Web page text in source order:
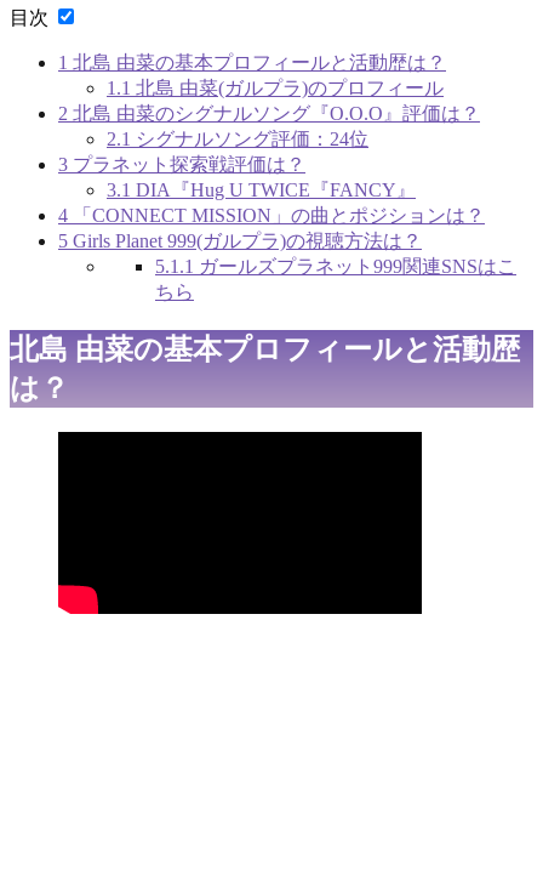
目次
1 北島 由菜の基本プロフィールと活動歴は？
1.1 北島 由菜(ガルプラ)のプロフィール
2 北島 由菜のシグナルソング『O.O.O』評価は？
2.1 シグナルソング評価：24位
3 プラネット探索戦評価は？
3.1 DIA『Hug U TWICE『FANCY』
4 「CONNECT MISSION」の曲とポジションは？
5 Girls Planet 999(ガルプラ)の視聴方法は？
5.1.1 ガールズプラネット999関連SNSはこ
ちら
北島 由菜の基本プロフィールと活動歴
は？